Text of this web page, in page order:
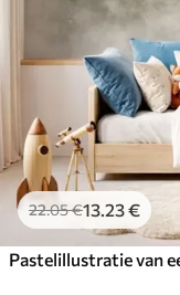
22.05€13 .23€